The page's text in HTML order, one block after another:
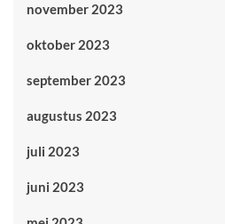
november 2023
oktober 2023
september 2023
augustus 2023
juli 2023
juni 2023